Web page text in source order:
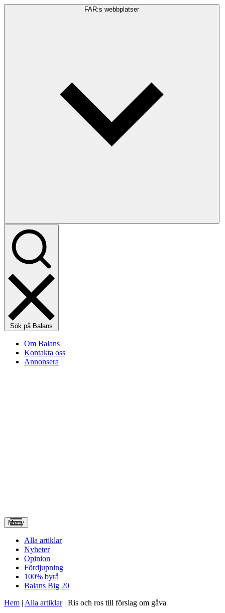
FAR:s webbplatser
Sök på Balans
Om Balans
Kontakta oss
Annonsera
Meny
Alla artiklar
Nyheter
Opinion
Fördjupning
100% byrå
Balans Big 20
Hem | Alla artiklar| Ris och ros till förslag om gåva